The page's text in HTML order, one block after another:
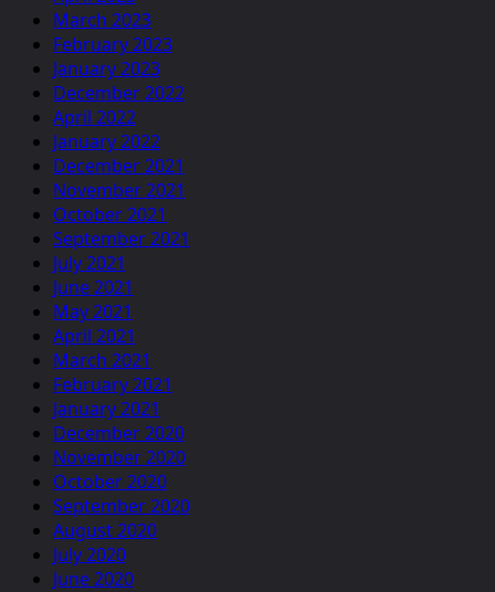
March 2023
February 2023
January 2023
December 2022
April 2022
January 2022
December 2021
November 2021
October 2021
September 2021
July 2021
June 2021
May 2021
April 2021
March 2021
February 2021
January 2021
December 2020
November 2020
October 2020
September 2020
August 2020
July 2020
June 2020